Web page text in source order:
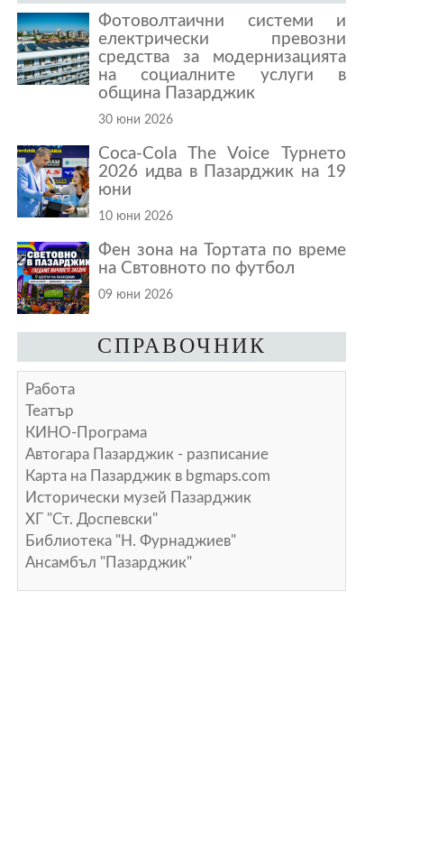
Фотоволтаични системи и
електрически превозни
средства за модернизацията
на социалните услуги в
община Пазарджик
30 юни 2026
Coca-Cola The Voice Турнето
2026 идва в Пазарджик на 19
юни
10 юни 2026
Фен зона на Тортата по време
на Свтовното по футбол
09 юни 2026
СПРАВОЧНИК
Работа
Театър
КИНО-Програма
Автогара Пазарджик - разписание
Карта на Пазарджик в bgmaps.com
Исторически музей Пазарджик
ХГ "Ст. Доспевски"
Библиотека "Н. Фурнаджиев"
Ансамбъл "Пазарджик"